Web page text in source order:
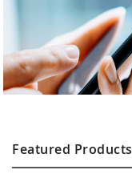
Featured Products